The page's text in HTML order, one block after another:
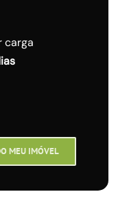
carga
MEU IMÓVEL